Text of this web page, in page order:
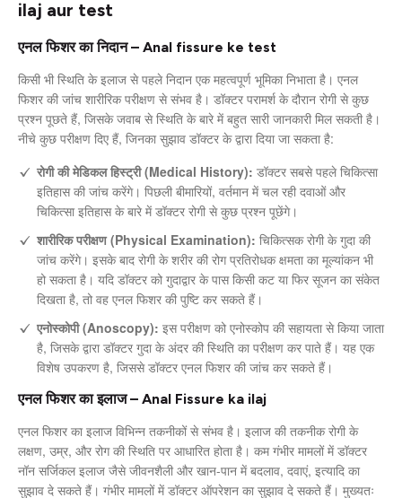
ilaj aur test
एनल फिशर का निदान – Anal fissure ke test
किसी भी स्थिति के इलाज से पहले निदान एक महत्वपूर्ण भूमिका निभाता है। एनल
फिशर की जांच शारीरिक परीक्षण से संभव है। डॉक्टर परामर्श के दौरान रोगी से कुछ
प्रश्न पूछते हैं, जिसके जवाब से स्थिति के बारे में बहुत सारी जानकारी मिल सकती है।
नीचे कुछ परीक्षण दिए हैं, जिनका सुझाव डॉक्टर के द्वारा दिया जा सकता है:
रोगी की मेडिकल हिस्ट्री (Medical History): डॉक्टर सबसे पहले चिकित्सा
इतिहास की जांच करेंगे। पिछली बीमारियों, वर्तमान में चल रही दवाओं और
चिकित्सा इतिहास के बारे में डॉक्टर रोगी से कुछ प्रश्न पूछेंगे।
शारीरिक परीक्षण (Physical Examination): चिकित्सक रोगी के गुदा की
जांच करेंगे। इसके बाद रोगी के शरीर की रोग प्रतिरोधक क्षमता का मूल्यांकन भी
हो सकता है। यदि डॉक्टर को गुदाद्वार के पास किसी कट या फिर सूजन का संकेत
दिखता है, तो वह एनल फिशर की पुष्टि कर सकते हैं।
एनोस्कोपी (Anoscopy): इस परीक्षण को एनोस्कोप की सहायता से किया जाता
है, जिसके द्वारा डॉक्टर गुदा के अंदर की स्थिति का परीक्षण कर पाते हैं। यह एक
विशेष उपकरण है, जिससे डॉक्टर एनल फिशर की जांच कर सकते हैं।
एनल फिशर का इलाज – Anal Fissure ka ilaj
एनल फिशर का इलाज विभिन्न तकनीकों से संभव है। इलाज की तकनीक रोगी के
लक्षण, उम्र, और रोग की स्थिति पर आधारित होता है। कम गंभीर मामलों में डॉक्टर
नॉन सर्जिकल इलाज जैसे जीवनशैली और खान-पान में बदलाव, दवाएं, इत्यादि का
सुझाव दे सकते हैं। गंभीर मामलों में डॉक्टर ऑपरेशन का सुझाव दे सकते हैं। मुख्यतः